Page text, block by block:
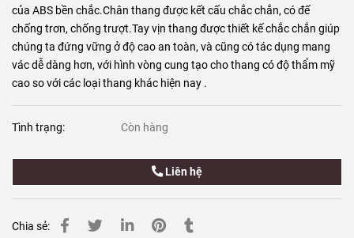
của ABS bền chắc.Chân thang được kết cấu chắc chắn, có đế
chống trơn, chống trượt.Tay vịn thang được thiết kế chắc chắn giúp
chúng ta đứng vững ở độ cao an toàn, và cũng có tác dụng mang
vác dễ dàng hơn, với hình vòng cung tạo cho thang có độ thẩm mỹ
cao so với các loại thang khác hiện nay .
Tình trạng: Còn hàng
Liên hệ
Chia sẻ: